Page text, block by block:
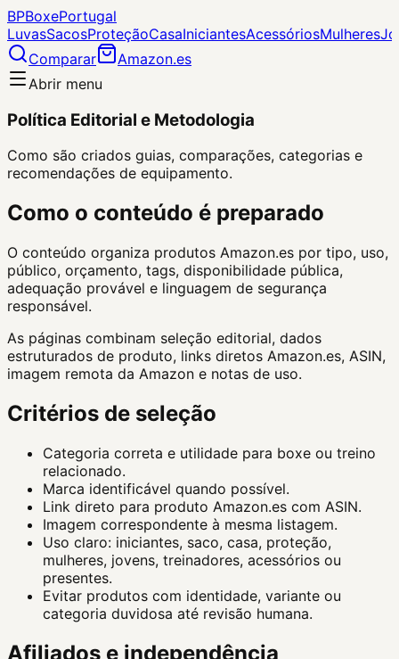
BPBoxePortugal
LuvasSacosProteçãoCasaIniciantesAcessóriosMulheres
Comparar
Amazon.es
Abrir menu
Política Editorial e Metodologia
Como são criados guias, comparações, categorias e
recomendações de equipamento.
Como o conteúdo é preparado
O conteúdo organiza produtos Amazon.es por tipo, uso,
público, orçamento, tags, disponibilidade pública,
adequação provável e linguagem de segurança
responsável.
As páginas combinam seleção editorial, dados
estruturados de produto, links diretos Amazon.es, ASIN,
imagem remota da Amazon e notas de uso.
Critérios de seleção
Categoria correta e utilidade para boxe ou treino
relacionado.
Marca identificável quando possível.
Link direto para produto Amazon.es com ASIN.
Imagem correspondente à mesma listagem.
Uso claro: iniciantes, saco, casa, proteção,
mulheres, jovens, treinadores, acessórios ou
presentes.
Evitar produtos com identidade, variante ou
categoria duvidosa até revisão humana.
Afiliados e independência